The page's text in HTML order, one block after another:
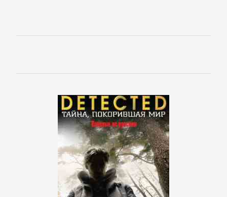
романы
Любовно-
фантастические
Остросюжетные
любовные